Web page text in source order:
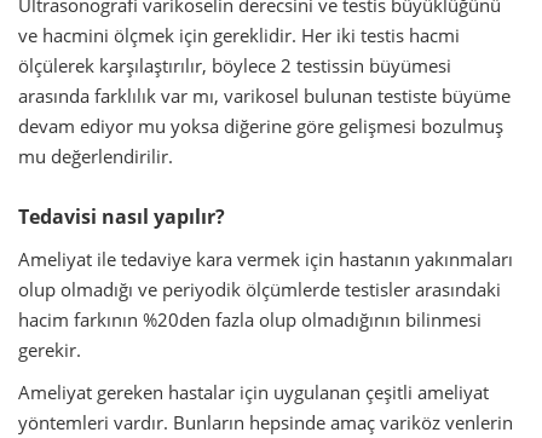
Ultrasonografi varikoselin derecsini ve testis büyüklüğünü
ve hacmini ölçmek için gereklidir. Her iki testis hacmi
ölçülerek karşılaştırılır, böylece 2 testissin büyümesi
arasında farklılık var mı, varikosel bulunan testiste büyüme
devam ediyor mu yoksa diğerine göre gelişmesi bozulmuş
mu değerlendirilir.
Tedavisi nasıl yapılır?
Ameliyat ile tedaviye kara vermek için hastanın yakınmaları
olup olmadığı ve periyodik ölçümlerde testisler arasındaki
hacim farkının %20den fazla olup olmadığının bilinmesi
gerekir.
Ameliyat gereken hastalar için uygulanan çeşitli ameliyat
yöntemleri vardır. Bunların hepsinde amaç variköz venlerin